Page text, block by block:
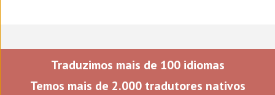
Traduzimos mais de 100 idiomas
Temos mais de 2.000 tradutores nativos